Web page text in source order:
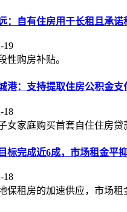
：自有住房用于长租且承
19
性购房补贴。
港：支持提取住房公积金
18
女家庭购买首套自住住房贷
标完成近6成，市场租金平
18
保租房的加速供应，市场租